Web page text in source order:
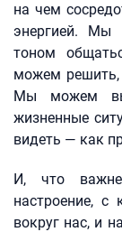
на чем
энергией. Мы
тоном
можем решить,
Мы можем
жизненные
видеть — как
И, что
настроение,
вокруг нас, и